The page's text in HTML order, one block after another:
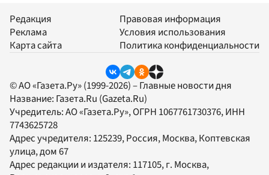
Редакция
Реклама
Карта сайта
Правовая информация
Условия использования
Политика конфиденциальности
© АО «Газета.Ру» (1999-2026) – Главные новости дня
Название: Газета.Ru (Gazeta.Ru)
Учредитель:АО «Газета.Ру», ОГРН 1067761730376, ИНН
7743625728
Адрес учредителя: 125239, Россия, Москва, Коптевская
улица, дом 67
Адрес редакции и издателя: 117105, г. Москва,